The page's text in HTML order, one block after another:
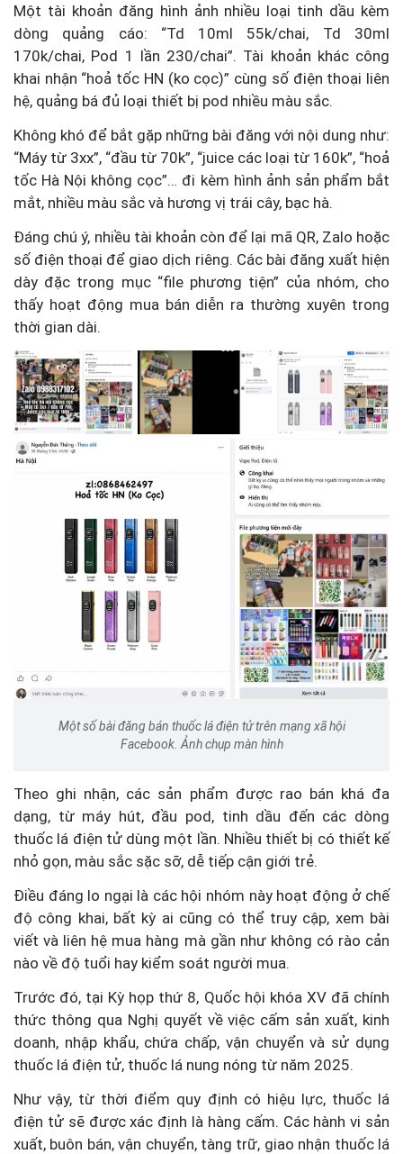
Một tài khoản đăng hình ảnh nhiều loại tinh dầu kèm
dòng quảng cáo: “Td 10ml 55k/chai, Td 30ml
170k/chai, Pod 1 lần 230/chai”. Tài khoản khác công
khai nhận “hoả tốc HN (ko cọc)” cùng số điện thoại liên
hệ, quảng bá đủ loại thiết bị pod nhiều màu sắc.
Không khó để bắt gặp những bài đăng với nội dung như:
“Máy từ 3xx”, “đầu từ 70k”, “juice các loại từ 160k”, “hoả
tốc Hà Nội không cọc”… đi kèm hình ảnh sản phẩm bắt
mắt, nhiều màu sắc và hương vị trái cây, bạc hà.
Đáng chú ý, nhiều tài khoản còn để lại mã QR, Zalo hoặc
số điện thoại để giao dịch riêng. Các bài đăng xuất hiện
dày đặc trong mục “file phương tiện” của nhóm, cho
thấy hoạt động mua bán diễn ra thường xuyên trong
thời gian dài.
Một số bài đăng bán thuốc lá điện tử trên mạng xã hội
Facebook. Ảnh chụp màn hình
Theo ghi nhận, các sản phẩm được rao bán khá đa
dạng, từ máy hút, đầu pod, tinh dầu đến các dòng
thuốc lá điện tử dùng một lần. Nhiều thiết bị có thiết kế
nhỏ gọn, màu sắc sặc sỡ, dễ tiếp cận giới trẻ.
Điều đáng lo ngại là các hội nhóm này hoạt động ở chế
độ công khai, bất kỳ ai cũng có thể truy cập, xem bài
viết và liên hệ mua hàng mà gần như không có rào cản
nào về độ tuổi hay kiểm soát người mua.
Trước đó, tại Kỳ họp thứ 8, Quốc hội khóa XV đã chính
thức thông qua Nghị quyết về việc cấm sản xuất, kinh
doanh, nhập khẩu, chứa chấp, vận chuyển và sử dụng
thuốc lá điện tử, thuốc lá nung nóng từ năm 2025.
Như vậy, từ thời điểm quy định có hiệu lực, thuốc lá
điện tử sẽ được xác định là hàng cấm. Các hành vi sản
xuất, buôn bán, vận chuyển, tàng trữ, giao nhận thuốc lá